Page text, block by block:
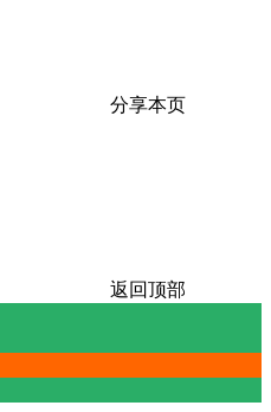
分享本页
返回顶部